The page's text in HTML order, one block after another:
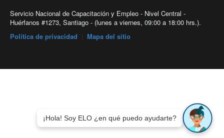
Servicio Nacional de Capacitación y Empleo - Nivel Central -
Huérfanos #1273, Santiago - (lunes a viernes, 09:00 a 18:00 hrs.).
Política de privacidad
Mapa del sitio
¡Hola! Soy ELO ¿en qué puedo ayudarte?